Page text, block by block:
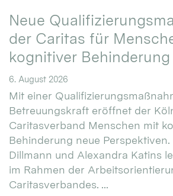
Neue
der Caritas für
kognitiver Behinderung
6. August 2026
Mit einer
Betreuungskraft eröffnet der
Caritasverband Menschen mit
Behinderung neue
Dillmann und Alexandra Katins
im Rahmen der
Caritasverbandes. ...